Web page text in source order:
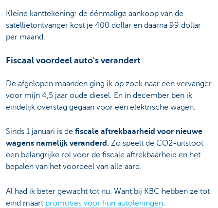
Kleine kanttekening: de éénmalige aankoop van de
satellietontvanger kost je 400 dollar en daarna 99 dollar
per maand.
Fiscaal voordeel auto's verandert
De afgelopen maanden ging ik op zoek naar een vervanger
voor mijn 4,5 jaar oude diesel. En in december ben ik
eindelijk overstag gegaan voor een elektrische wagen.
Sinds 1 januari is de fiscale aftrekbaarheid voor nieuwe
wagens namelijk veranderd. Zo speelt de CO2-uitstoot
een belangrijke rol voor de fiscale aftrekbaarheid en het
bepalen van het voordeel van alle aard.
Al had ik beter gewacht tot nu. Want bij KBC hebben ze tot
eind maart promoties voor hun autoleningen.